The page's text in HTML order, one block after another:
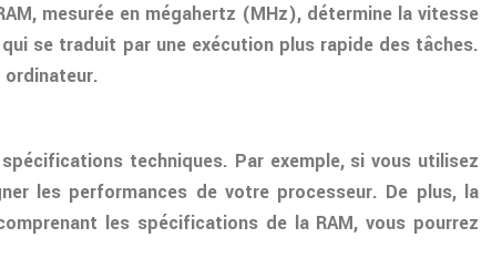
mesurée en mégahertz (MHz), détermine la vitesse
se traduit par une exécution plus rapide des tâches.
ordinateur.
techniques. Par exemple, si vous utilisez
les performances de votre processeur. De plus, la
les spécifications de la RAM, vous pourrez